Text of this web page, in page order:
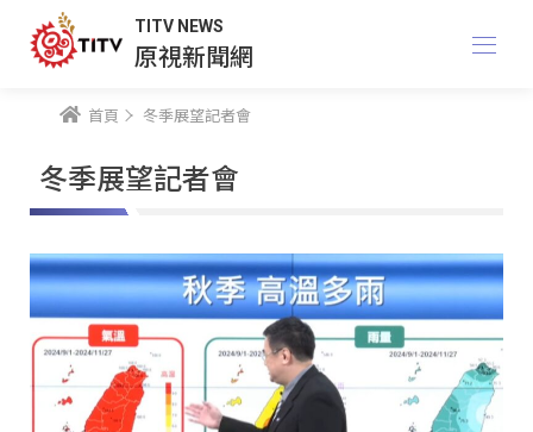
TITV NEWS
原視新聞網
首頁 冬季展望記者會
冬季展望記者會